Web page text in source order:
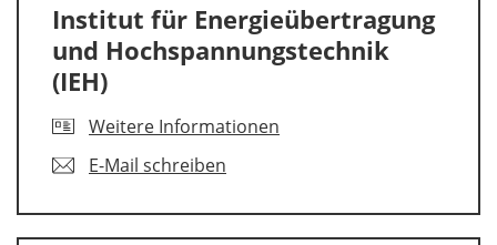
Institut für Energieübertragung
und Hochspannungstechnik
(IEH)
Weitere Informationen
E-Mail schreiben